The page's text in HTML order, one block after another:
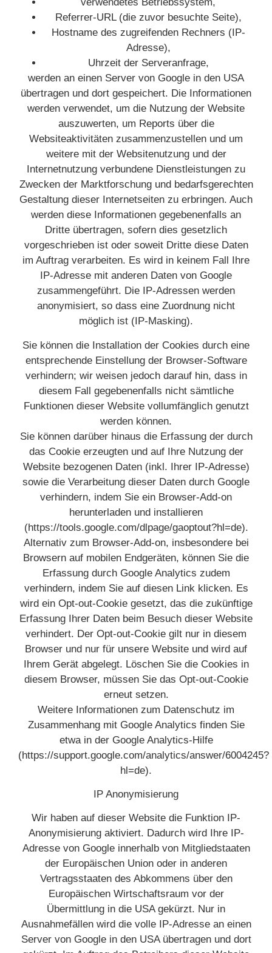
Referrer-URL (die zuvor besuchte Seite),
Hostname des zugreifenden Rechners (IP-
Adresse),
Uhrzeit der Serveranfrage,
werden an einen Server von Google in den USA
übertragen und dort gespeichert. Die Informationen
werden verwendet, um die Nutzung der Website
auszuwerten, um Reports über die
Websiteaktivitäten zusammenzustellen und um
weitere mit der Websitenutzung und der
Internetnutzung verbundene Dienstleistungen zu
Zwecken der Marktforschung und bedarfsgerechten
Gestaltung dieser Internetseiten zu erbringen. Auch
werden diese Informationen gegebenenfalls an
Dritte übertragen, sofern dies gesetzlich
vorgeschrieben ist oder soweit Dritte diese Daten
im Auftrag verarbeiten. Es wird in keinem Fall Ihre
IP-Adresse mit anderen Daten von Google
zusammengeführt. Die IP-Adressen werden
anonymisiert, so dass eine Zuordnung nicht
möglich ist (IP-Masking).
Sie können die Installation der Cookies durch eine
entsprechende Einstellung der Browser-Software
verhindern; wir weisen jedoch darauf hin, dass in
diesem Fall gegebenenfalls nicht sämtliche
Funktionen dieser Website vollumfänglich genutzt
werden können.
Sie können darüber hinaus die Erfassung der durch
das Cookie erzeugten und auf Ihre Nutzung der
Website bezogenen Daten (inkl. Ihrer IP-Adresse)
sowie die Verarbeitung dieser Daten durch Google
verhindern, indem Sie ein Browser-Add-on
herunterladen und installieren
(https://tools.google.com/dlpage/gaoptout?hl=de).
Alternativ zum Browser-Add-on, insbesondere bei
Browsern auf mobilen Endgeräten, können Sie die
Erfassung durch Google Analytics zudem
verhindern, indem Sie auf diesen Link klicken. Es
wird ein Opt-out-Cookie gesetzt, das die zukünftige
Erfassung Ihrer Daten beim Besuch dieser Website
verhindert. Der Opt-out-Cookie gilt nur in diesem
Browser und nur für unsere Website und wird auf
Ihrem Gerät abgelegt. Löschen Sie die Cookies in
diesem Browser, müssen Sie das Opt-out-Cookie
erneut setzen.
Weitere Informationen zum Datenschutz im
Zusammenhang mit Google Analytics finden Sie
etwa in der Google Analytics-Hilfe
(https://support.google.com/analytics/answer/6004245?
hl=de).
IP Anonymisierung
Wir haben auf dieser Website die Funktion IP-
Anonymisierung aktiviert. Dadurch wird Ihre IP-
Adresse von Google innerhalb von Mitgliedstaaten
der Europäischen Union oder in anderen
Vertragsstaaten des Abkommens über den
Europäischen Wirtschaftsraum vor der
Übermittlung in die USA gekürzt. Nur in
Ausnahmefällen wird die volle IP-Adresse an einen
Server von Google in den USA übertragen und dort